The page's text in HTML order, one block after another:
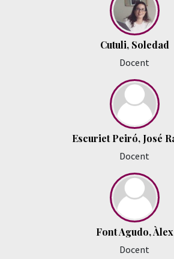
Cutuli, Soledad
Docent
Escuriet Peiró, José
Docent
Font Agudo, Àlex
Docent